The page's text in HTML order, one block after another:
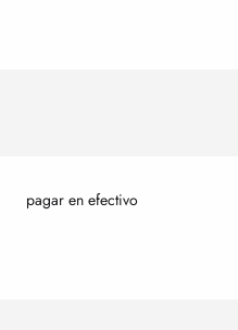
pagar en efectivo